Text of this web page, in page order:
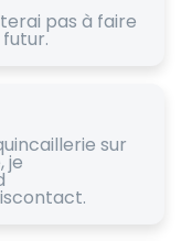
pas à faire
sur
je